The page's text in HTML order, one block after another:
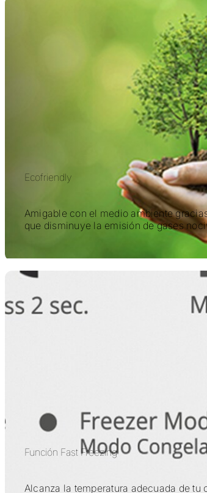
Ecofriendly
Amigable con el medio ambiente
que disminuye la emisión de gases
Función Fast Freezing
Alcanza la temperatura adecuada de tu